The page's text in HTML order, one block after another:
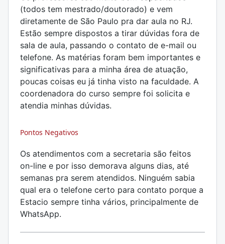
(todos tem mestrado/doutorado) e vem
diretamente de São Paulo pra dar aula no RJ.
Estão sempre dispostos a tirar dúvidas fora de
sala de aula, passando o contato de e-mail ou
telefone. As matérias foram bem importantes e
significativas para a minha área de atuação,
poucas coisas eu já tinha visto na faculdade. A
coordenadora do curso sempre foi solicita e
atendia minhas dúvidas.
Pontos Negativos
Os atendimentos com a secretaria são feitos
on-line e por isso demorava alguns dias, até
semanas pra serem atendidos. Ninguém sabia
qual era o telefone certo para contato porque a
Estacio sempre tinha vários, principalmente de
WhatsApp.